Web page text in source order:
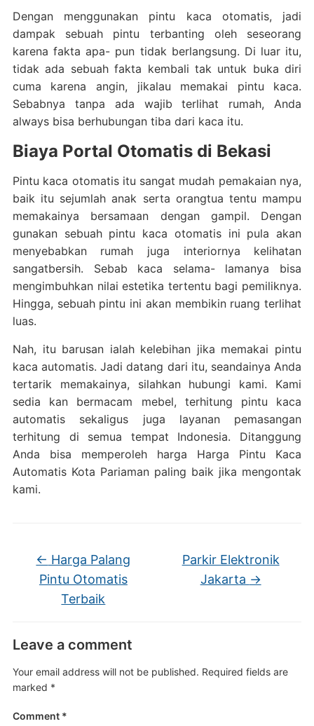
Dengan menggunakan pintu kaca otomatis, jadi
dampak sebuah pintu terbanting oleh seseorang
karena fakta apa- pun tidak berlangsung. Di luar itu,
tidak ada sebuah fakta kembali tak untuk buka diri
cuma karena angin, jikalau memakai pintu kaca.
Sebabnya tanpa ada wajib terlihat rumah, Anda
always bisa berhubungan tiba dari kaca itu.
Biaya Portal Otomatis di Bekasi
Pintu kaca otomatis itu sangat mudah pemakaian nya,
baik itu sejumlah anak serta orangtua tentu mampu
memakainya bersamaan dengan gampil. Dengan
gunakan sebuah pintu kaca otomatis ini pula akan
menyebabkan rumah juga interiornya kelihatan
sangatbersih. Sebab kaca selama- lamanya bisa
mengimbuhkan nilai estetika tertentu bagi pemiliknya.
Hingga, sebuah pintu ini akan membikin ruang terlihat
luas.
Nah, itu barusan ialah kelebihan jika memakai pintu
kaca automatis. Jadi datang dari itu, seandainya Anda
tertarik memakainya, silahkan hubungi kami. Kami
sedia kan bermacam mebel, terhitung pintu kaca
automatis sekaligus juga layanan pemasangan
terhitung di semua tempat Indonesia. Ditanggung
Anda bisa memperoleh harga Harga Pintu Kaca
Automatis Kota Pariaman paling baik jika mengontak
kami.
← Harga Palang
Pintu Otomatis
Terbaik
Parkir Elektronik
Jakarta →
Leave a comment
Your email address will not be published. Required fields are
marked *
Comment *